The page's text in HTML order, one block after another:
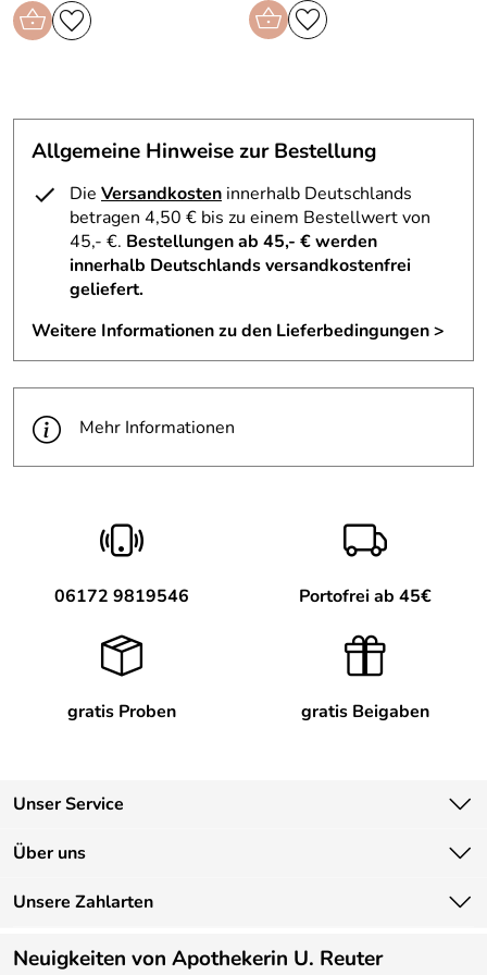
sanft in die Haut eindrücken, bis dieses vollständig von der
Haut aufgenommen wurde. Anschließend die gewohnte
Hersteller: CNC cosmetic GmbH, Bruchstücker 9, 76661
Philippsburg, https://cnc-cosmetic.de
Allgemeine Hinweise zur Bestellung
Die Versandkosten innerhalb Deutschlands
betragen 4,50 € bis zu einem Bestellwert von
45,- €. Bestellungen ab 45,- € werden
innerhalb Deutschlands versandkostenfrei
geliefert.
Weitere Informationen zu den Lieferbedingungen >
Mehr Informationen
06172 9819546 Portofrei ab 45€
gratis Proben gratis Beigaben
Unser Service
Kontakt
Lieferbedingungen
Kundenlogin
Über uns
Unsere Bestseller
Neu
Unsere Zahlarten
Neuigkeiten von Apothekerin U. Reuter